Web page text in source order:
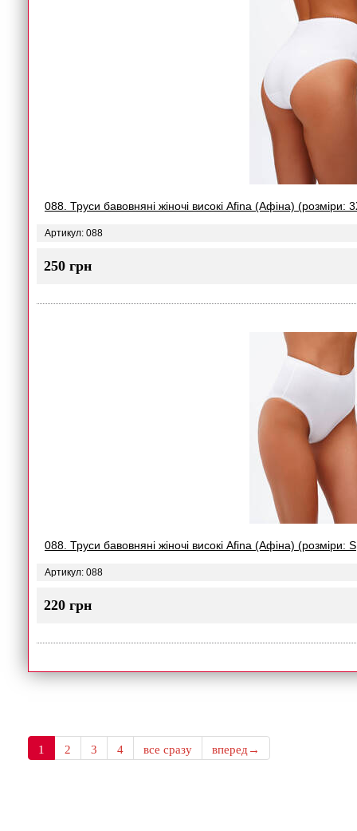
088. Труси бавовняні жіночі високі Afina (Афіна) (розміри:
Артикул: 088
250 грн
088. Труси бавовняні жіночі високі Afina (Афіна) (розміри:
Артикул: 088
220 грн
1 2 3 4 все сразу вперед→